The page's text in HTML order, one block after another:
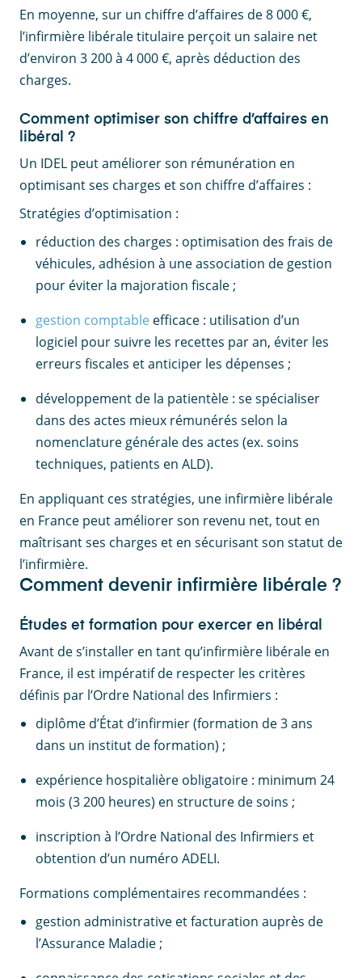
En moyenne, sur un chiffre d’affaires de 8 000 €,
l’infirmière libérale titulaire perçoit un salaire net
d’environ 3 200 à 4 000 €, après déduction des
charges.
Comment optimiser son chiffre d’affaires en
libéral ?
Un IDEL peut améliorer son rémunération en
optimisant ses charges et son chiffre d’affaires :
Stratégies d’optimisation :
réduction des charges : optimisation des frais de
véhicules, adhésion à une association de gestion
pour éviter la majoration fiscale ;
gestion comptable efficace : utilisation d’un
logiciel pour suivre les recettes par an, éviter les
erreurs fiscales et anticiper les dépenses ;
développement de la patientèle : se spécialiser
dans des actes mieux rémunérés selon la
nomenclature générale des actes (ex. soins
techniques, patients en ALD).
En appliquant ces stratégies, une infirmière libérale
en France peut améliorer son revenu net, tout en
maîtrisant ses charges et en sécurisant son statut de
l’infirmière.
Comment devenir infirmière libérale ?
Études et formation pour exercer en libéral
Avant de s’installer en tant qu’infirmière libérale en
France, il est impératif de respecter les critères
définis par l’Ordre National des Infirmiers :
diplôme d’État d’infirmier (formation de 3 ans
dans un institut de formation) ;
expérience hospitalière obligatoire : minimum 24
mois (3 200 heures) en structure de soins ;
inscription à l’Ordre National des Infirmiers et
obtention d’un numéro ADELI.
Formations complémentaires recommandées :
gestion administrative et facturation auprès de
l’Assurance Maladie ;